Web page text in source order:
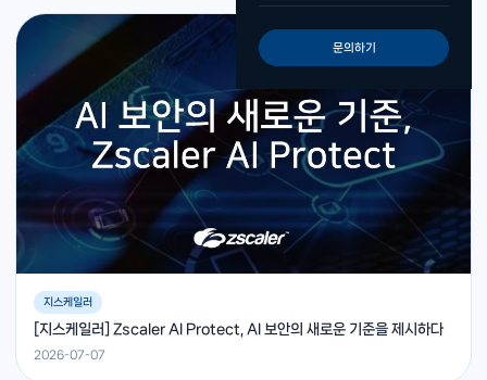
문의하기
지스케일러
[지스케일러] Zscaler AI Protect, AI 보안의 새로운 기준을 제시하다
2026-07-07